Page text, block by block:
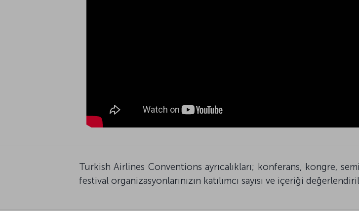
Turkish Airlines Conventions ayrıcalıkları; konferans, kongre,
festival organizasyonlarınızın katılımcı sayısı ve içeriği